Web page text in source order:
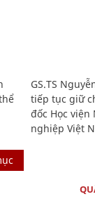
GS.TS
tiếp tục giữ
đốc Học viện
nghiệp Việt